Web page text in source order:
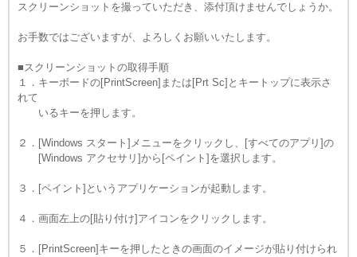
スクリーンショットを撮っていただき、添付頂けませんでしょうか。
お手数ではございますが、よろしくお願いいたします。
■スクリーンショットの取得手順
１．キーボードの[PrintScreen]または[Prt Sc]とキートップに表示さ
れて
いるキーを押します。
２．[Windows スタート]メニューをクリックし、[すべてのアプリ]の
[Windows アクセサリ]から[ペイント]を選択します。
３．[ペイント]というアプリケーションが起動します。
４．画面左上の[貼り付け]アイコンをクリックします。
５．[PrintScreen]キーを押したときの画面のイメージが貼り付けられ